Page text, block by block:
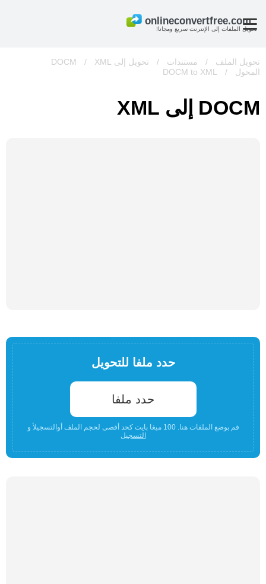
تحويل الملفات إلى الإنترنت سريع ومجانا!
تحويل الملف / مستندات / تحويل إلى DOCM /
XML
المحول
/
DOCM to XML
DOCM إلى XML
حدد ملفا للتحويل
حدد ملفا
قم بوضع الملفات هنا. 100 ميغا بايت كحد أقصى لحجم الملف أوالتسجيلأ و
التسجيل